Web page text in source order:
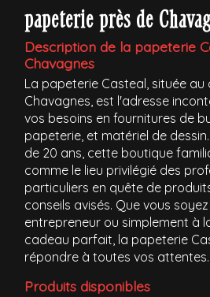
papeterie près de
Description de la papeterie
Chavagnes
La papeterie Casteal, située
Chavagnes, est l'adresse
vos besoins en fournitures de
papeterie, et matériel de
de 20 ans, cette boutique
comme le lieu privilégié des
particuliers en quête de
conseils avisés. Que vous
entrepreneur ou simplement à
cadeau parfait, la papeterie
répondre à toutes vos attentes.
Produits disponibles